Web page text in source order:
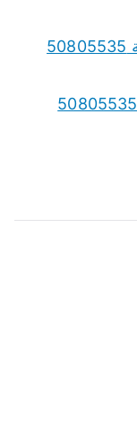
قطع غيار جيتور Jetour بالكويت أصلية 50805535
قطع غيار بايك BAIC الأصلية بالكويت 50805535